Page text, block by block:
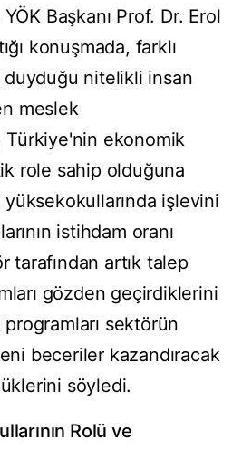
Başkanı Prof. Dr. Erol
konuşmada, farklı
nitelikli insan
meslek
Türkiye'nin ekonomik
role sahip olduğuna
işlevini
istihdam oranı
tarafından artık talep
gözden geçirdiklerini
sektörün
beceriler kazandıracak
söyledi.
Rolü ve